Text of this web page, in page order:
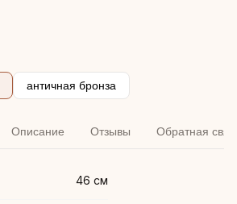
античная бронза
Описание Отзывы Обратная
46 см